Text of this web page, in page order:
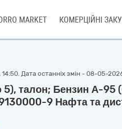
MARKET КОМЕРЦІЙНІ
Дата останніх змін - 08-05-
талон; Бензин А-95
9 Нафта та